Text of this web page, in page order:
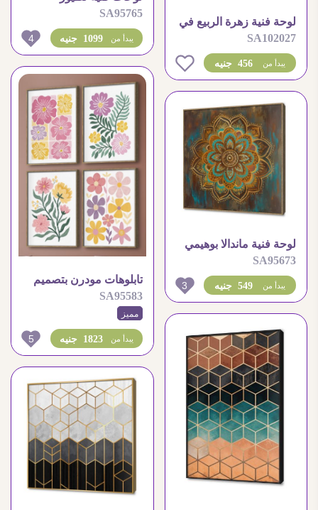
لوحة فنية زهرة الربيع في
فازة مودرن
SA102027
456 جنيه يبدأ من 0
وفراشات على أغصان
الشجر
SA95765
1099 جنيه يبدأ من 4
لوحة فنية ماندالا بوهيمي
بألوان بنية وذهبية
SA95673
549 جنيه يبدأ من 3
تابلوهات مودرن بتصميم
زهور ملونة مبهجة للديكور
SA95583
مميز
1823 جنيه يبدأ من 5